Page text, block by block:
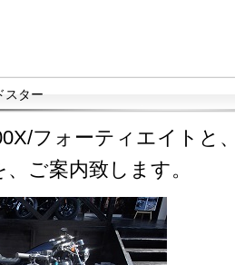
スター
フォーティエイトと
ご案内致します。